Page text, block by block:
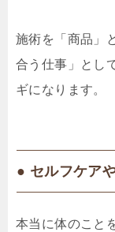
施術を「商品」
合う仕事」とし
ギになります。
● セルフケア
本当に体のこと